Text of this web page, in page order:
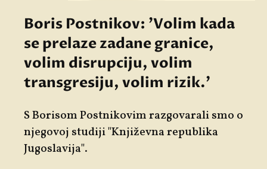
Boris Postnikov: 'Volim kada
se prelaze zadane granice,
volim disrupciju, volim
transgresiju, volim rizik.'
S Borisom Postnikovim razgovarali smo o
njegovoj studiji "Književna republika
Jugoslavija".